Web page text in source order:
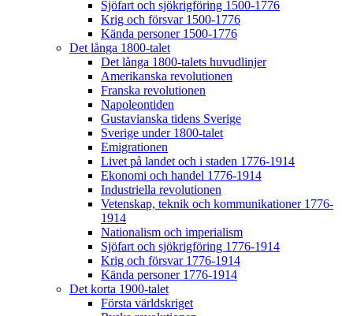
Sjöfart och sjökrigföring 1500-1776
Krig och försvar 1500-1776
Kända personer 1500-1776
Det långa 1800-talet
Det långa 1800-talets huvudlinjer
Amerikanska revolutionen
Franska revolutionen
Napoleontiden
Gustavianska tidens Sverige
Sverige under 1800-talet
Emigrationen
Livet på landet och i staden 1776-1914
Ekonomi och handel 1776-1914
Industriella revolutionen
Vetenskap, teknik och kommunikationer 1776-
1914
Nationalism och imperialism
Sjöfart och sjökrigföring 1776-1914
Krig och försvar 1776-1914
Kända personer 1776-1914
Det korta 1900-talet
Första världskriget